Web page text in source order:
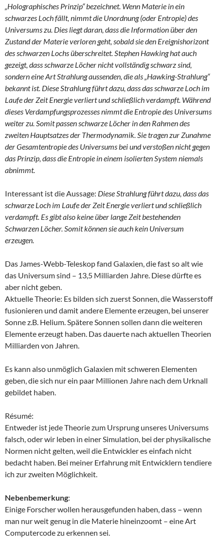
„Holographisches Prinzip“ bezeichnet. Wenn Materie in ein
schwarzes Loch fällt, nimmt die Unordnung (oder Entropie) des
Universums zu. Dies liegt daran, dass die Information über den
Zustand der Materie verloren geht, sobald sie den Ereignishorizont
des schwarzen Lochs überschreitet. Stephen Hawking hat auch
gezeigt, dass schwarze Löcher nicht vollständig schwarz sind,
sondern eine Art Strahlung aussenden, die als „Hawking-Strahlung“
bekannt ist. Diese Strahlung führt dazu, dass das schwarze Loch im
Laufe der Zeit Energie verliert und schließlich verdampft. Während
dieses Verdampfungsprozesses nimmt die Entropie des Universums
weiter zu. Somit passen schwarze Löcher in den Rahmen des
zweiten Hauptsatzes der Thermodynamik. Sie tragen zur Zunahme
der Gesamtentropie des Universums bei und verstoßen nicht gegen
das Prinzip, dass die Entropie in einem isolierten System niemals
abnimmt.
Interessant ist die Aussage: Diese Strahlung führt dazu, dass das
schwarze Loch im Laufe der Zeit Energie verliert und schließlich
verdampft. Es gibt also keine über lange Zeit bestehenden
Schwarzen Löcher. Somit können sie auch kein Universum
erzeugen.
Das James-Webb-Teleskop fand Galaxien, die fast so alt wie
das Universum sind – 13,5 Milliarden Jahre. Diese dürfte es
aber nicht geben.
Aktuelle Theorie: Es bilden sich zuerst Sonnen, die Wasserstoff
fusionieren und damit andere Elemente erzeugen, bei unserer
Sonne z.B. Helium. Spätere Sonnen sollen dann die weiteren
Elemente erzeugt haben. Das dauerte nach aktuellen Theorien
Milliarden von Jahren.
Es kann also unmöglich Galaxien mit schweren Elementen
geben, die sich nur ein paar Millionen Jahre nach dem Urknall
gebildet haben.
Résumé:
Entweder ist jede Theorie zum Ursprung unseres Universums
falsch, oder wir leben in einer Simulation, bei der physikalische
Normen nicht gelten, weil die Entwickler es einfach nicht
bedacht haben. Bei meiner Erfahrung mit Entwicklern tendiere
ich zur zweiten Möglichkeit.
Nebenbemerkung:
Einige Forscher wollen herausgefunden haben, dass – wenn
man nur weit genug in die Materie hineinzoomt – eine Art
Computercode zu erkennen sei.